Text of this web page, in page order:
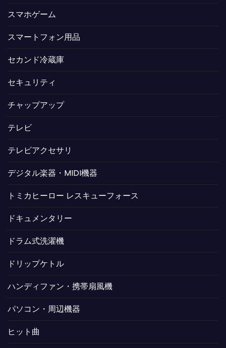
スマホゲーム
スマートフォン用品
セカンド冷蔵庫
セキュリティ
チャップアップ
テレビ
テレビアクセサリ
デジタル楽器・MIDI機器
トミカヒーロー レスキューフォース
ドキュメンタリー
ドラム式洗濯機
ドリップケトル
ハンディファン・携帯扇風機
パソコン・周辺機器
ヒット曲